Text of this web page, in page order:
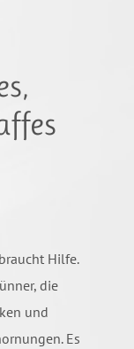
Hilfe.
die
und
Es